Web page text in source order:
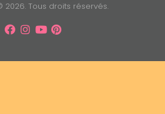
2026. Tous droits réservés.